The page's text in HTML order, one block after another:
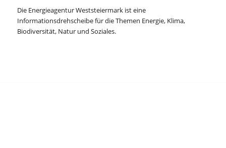
Die Energieagentur Weststeiermark ist eine
Informationsdrehscheibe für die Themen Energie, Klima,
Biodiversität, Natur und Soziales.